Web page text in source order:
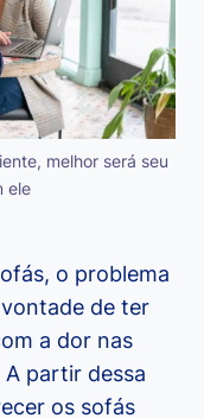
melhor será seu
ele
o problema
de ter
a dor nas
partir dessa
os sofás